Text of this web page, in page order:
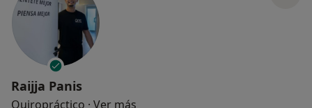
Raijja Panis
Quiropráctico · Ver más